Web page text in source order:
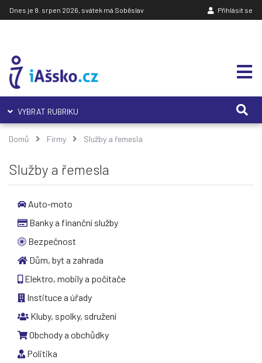
Dnes je 8. srpen 2026, svátek má Soběslav Přihlásit se
VYBRAT RUBRIKU
Domů Firmy Služby a řemesla
Služby a řemesla
Auto-moto
Banky a finanční služby
Bezpečnost
Dům, byt a zahrada
Elektro, mobily a počítače
Instituce a úřady
Kluby, spolky, sdružení
Obchody a obchůdky
Politika